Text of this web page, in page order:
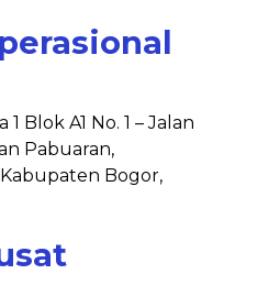
Blok A1 No. 1 – Jalan
Pabuaran,
Bogor,